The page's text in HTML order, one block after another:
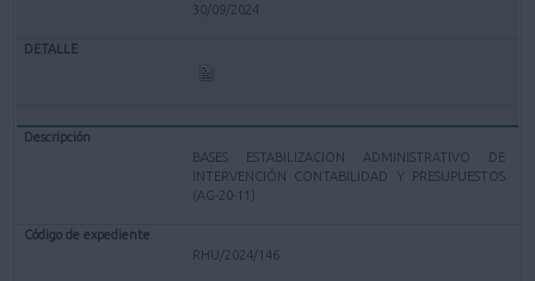
30/09/2024
BASES ESTABILIZACION ADMINISTRATIVO DE
INTERVENCIÓN CONTABILIDAD Y PRESUPUESTOS
(AG-20-11)
RHU/2024/146